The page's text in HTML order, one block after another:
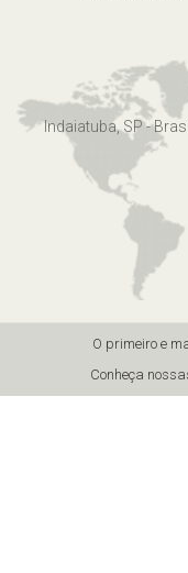
Indaiatuba, SP - Brasil
O primeiro e
Conheça